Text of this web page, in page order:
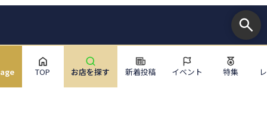
TOP お店を探す 新着投稿 イベント 特集